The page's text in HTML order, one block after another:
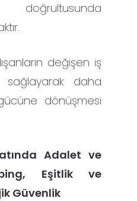
doğrultusunda
değişen iş
sağlayarak daha
dönüşmesi
Adalet ve
Eşitlik ve
Güvenlik